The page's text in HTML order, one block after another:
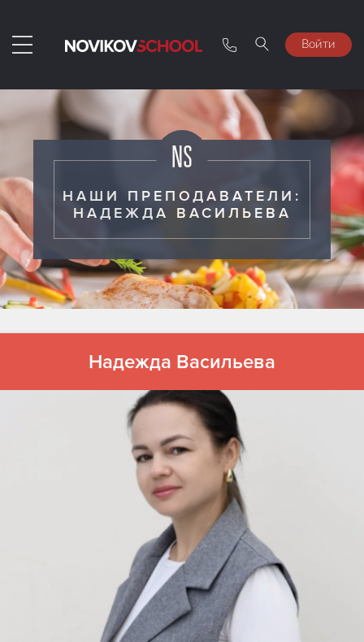
Войти
НАШИ ПРЕПОДАВАТЕЛИ:
НАДЕЖДА ВАСИЛЬЕВА
Надежда Васильева